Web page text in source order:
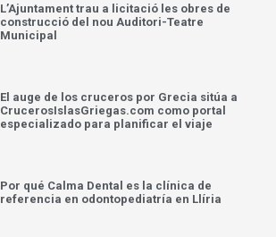
L’Ajuntament trau a licitació les obres de
construcció del nou Auditori-Teatre
Municipal
El auge de los cruceros por Grecia sitúa a
CrucerosIslasGriegas.com como portal
especializado para planificar el viaje
Por qué Calma Dental es la clínica de
referencia en odontopediatría en Llíria